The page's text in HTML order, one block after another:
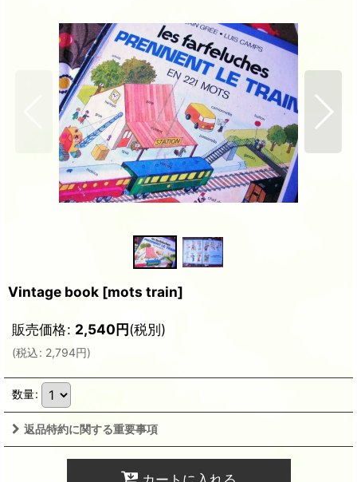
Vintage book [mots train]
販売価格: 2,540円(税別)
(税込: 2,794円)
数量:
返品特約に関する重要事項